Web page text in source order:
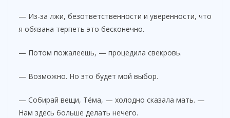
— Из-за лжи, безответственности и уверенности, что
я обязана терпеть это бесконечно.
— Потом пожалеешь, — процедила свекровь.
— Возможно. Но это будет мой выбор.
— Собирай вещи, Тёма, — холодно сказала мать. —
Нам здесь больше делать нечего.